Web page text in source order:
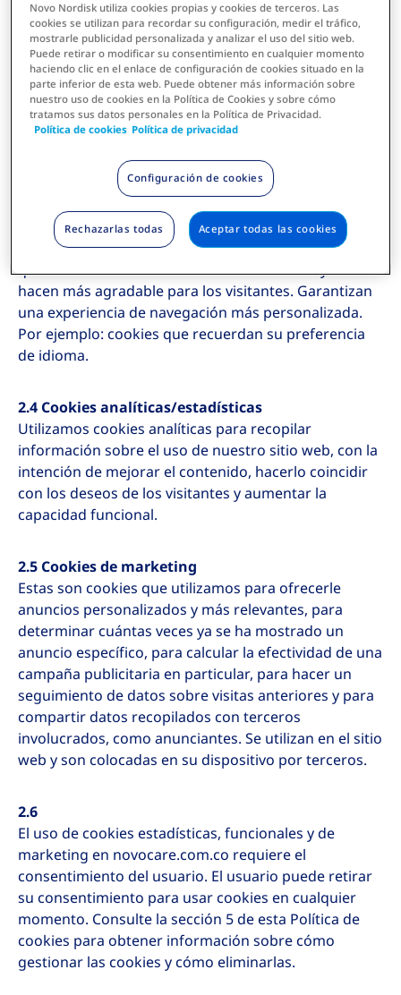
preferencia, cookies estadísticas y cookies de
marketing.
2.2 Cookies necesarias
Estas cookies son esenciales para visitar el sitio y
utilizar ciertas partes. Si rechaza estas cookies,
correctamente.
2.3 Cookies funcionales/cookies de preferencia
Las cookies funcionales/de preferencia son cookies
que facilitan el funcionamiento del sitio web y lo
hacen más agradable para los visitantes. Garantizan
una experiencia de navegación más personalizada.
Por ejemplo: cookies que recuerdan su preferencia
de idioma.
2.4 Cookies analíticas/estadísticas
Utilizamos cookies analíticas para recopilar
información sobre el uso de nuestro sitio web, con la
intención de mejorar el contenido, hacerlo coincidir
con los deseos de los visitantes y aumentar la
capacidad funcional.
2.5 Cookies de marketing
Estas son cookies que utilizamos para ofrecerle
anuncios personalizados y más relevantes, para
determinar cuántas veces ya se ha mostrado un
anuncio específico, para calcular la efectividad de una
campaña publicitaria en particular, para hacer un
seguimiento de datos sobre visitas anteriores y para
compartir datos recopilados con terceros
involucrados, como anunciantes. Se utilizan en el sitio
web y son colocadas en su dispositivo por terceros.
2.6
El uso de cookies estadísticas, funcionales y de
marketing en novocare.com.co requiere el
consentimiento del usuario. El usuario puede retirar
su consentimiento para usar cookies en cualquier
momento. Consulte la sección 5 de esta Política de
cookies para obtener información sobre cómo
gestionar las cookies y cómo eliminarlas.
Novo Nordisk utiliza cookies propias y cookies de terceros. Las
cookies se utilizan para recordar su configuración, medir el tráfico,
mostrarle publicidad personalizada y analizar el uso del sitio web.
Puede retirar o modificar su consentimiento en cualquier momento
haciendo clic en el enlace de configuración de cookies situado en la
parte inferior de esta web. Puede obtener más información sobre
nuestro uso de cookies en la Política de Cookies y sobre cómo
tratamos sus datos personales en la Política de Privacidad.
Política de cookies Política de privacidad
Configuración de cookies
Rechazarlas todas Aceptar todas las cookies